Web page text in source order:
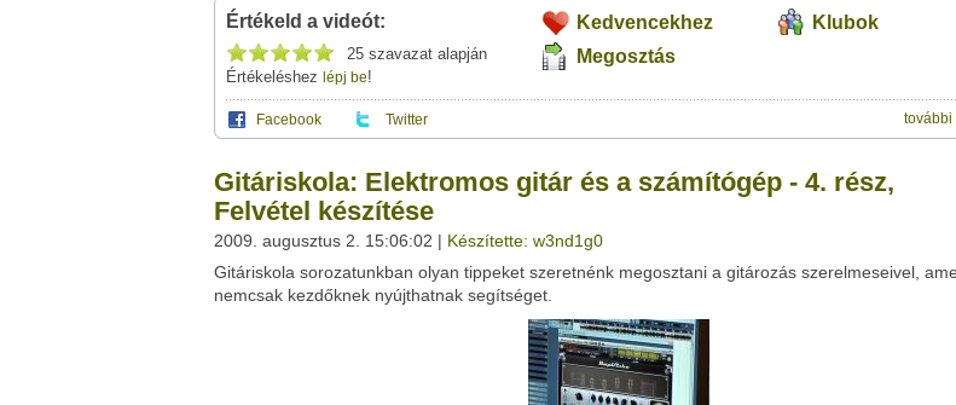
Értékeld a videót:
25 szavazat alapján
Értékeléshez lépj be!
Kedvencekhez
Klubok
Megosztás
Facebook Twitter további
megosztásához használhatod a saját leveleződet,vagyezt a felületet:
Neved:
Címzett e-mail címe:
Ez a videó nem még nem tartozik egy klubhoz sem.
Ha van egy kis időd,nézz szét meglévő klubjaink között!
Gitáriskola: Elektromos gitár és a számítógép - 4. rész,
Felvétel készítése
2009. augusztus 2. 15:06:02 | Készítette: w3nd1g0
Gitáriskola sorozatunkban olyan tippeket szeretnénk megosztani a gitározás szerelmeseivel,
nemcsak kezdőknek nyújthatnak segítséget.